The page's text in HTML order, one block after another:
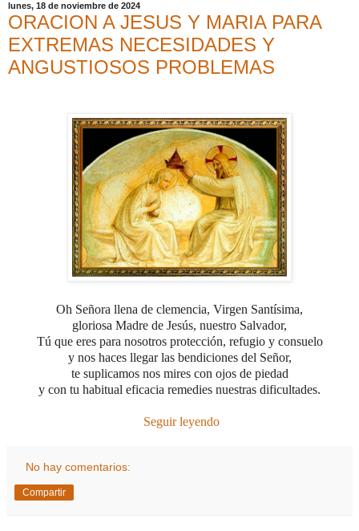
lunes, 18 de noviembre de 2024
ORACION A JESUS Y MARIA PARA
EXTREMAS NECESIDADES Y
ANGUSTIOSOS PROBLEMAS
Oh Señora llena de clemencia, Virgen Santísima,
gloriosa Madre de Jesús, nuestro Salvador,
Tú que eres para nosotros protección, refugio y consuelo
y nos haces llegar las bendiciones del Señor,
te suplicamos nos mires con ojos de piedad
y con tu habitual eficacia remedies nuestras dificultades.
Seguir leyendo
No hay comentarios:
Compartir